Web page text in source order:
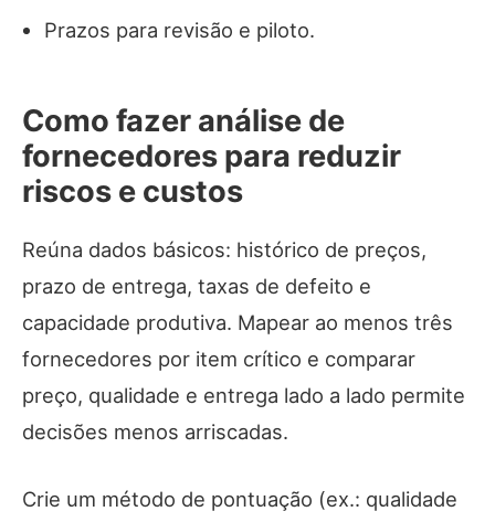
Prazos para revisão e piloto.
Como fazer análise de
fornecedores para reduzir
riscos e custos
Reúna dados básicos: histórico de preços,
prazo de entrega, taxas de defeito e
capacidade produtiva. Mapear ao menos três
fornecedores por item crítico e comparar
preço, qualidade e entrega lado a lado permite
decisões menos arriscadas.
Crie um método de pontuação (ex.: qualidade